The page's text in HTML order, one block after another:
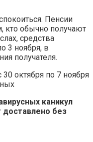
Пенсии
кто обычно получают
средства
3 ноября, в
получателя.
октября по 7 ноября
каникул
доставлено без